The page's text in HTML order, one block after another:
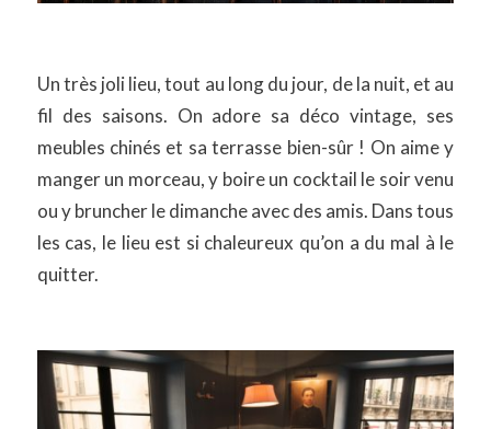
Un très joli lieu, tout au long du jour, de la nuit, et au
fil des saisons. On adore sa déco vintage, ses
meubles chinés et sa terrasse bien-sûr ! On aime y
manger un morceau, y boire un cocktail le soir venu
ou y bruncher le dimanche avec des amis. Dans tous
les cas, le lieu est si chaleureux qu’on a du mal à le
quitter.